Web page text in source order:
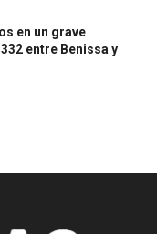
en un grave
entre Benissa y